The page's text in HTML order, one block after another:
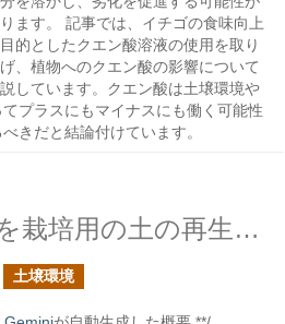
ます。 記事では、イチゴの食味向上
的としたクエン酸溶液の使用を取り
げ、植物へのクエン酸の影響について
しています。クエン酸は土壌環境や
プラスにもマイナスにも働く可能性
きだと結論付けています。
割れたドングリを栽培用の土の再生に活用できないか？
土壌環境